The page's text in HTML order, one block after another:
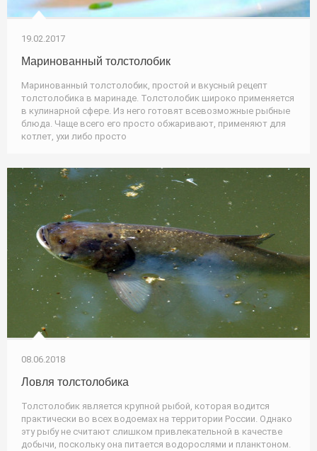
19.02.2017
Маринованный толстолобик
Маринованный толстолобик, простой и вкусный рецепт
толстолобика в маринаде. Толстолобик широко применяется
в кулинарной сфере. Из него готовят всевозможные рыбные
блюда. Чаще всего его просто обжаривают, применяют для
котлет, ухи либо просто
08.06.2018
Ловля толстолобика
Толстолобик является крупной рыбой, которая водится
практически во всех водоемах на территории России. Однако
эту рыбу не считают слишком привлекательной в качестве
добычи, поскольку она питается водорослями и планктоном.